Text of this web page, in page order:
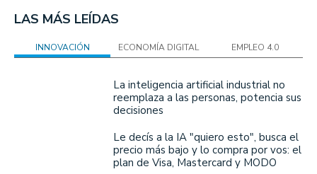
LAS MÁS LEÍDAS
INNOVACIÓN ECONOMÍA DIGITAL EMPLEO 4.0
La inteligencia artificial industrial no
reemplaza a las personas, potencia sus
decisiones
Le decís a la IA "quiero esto", busca el
precio más bajo y lo compra por vos: el
plan de Visa, Mastercard y MODO